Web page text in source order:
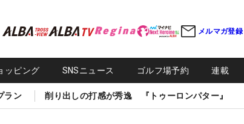
メルマガ登録
ッピング SNSニュース ゴルフ場予約 連載
ラン 削り出しの打感が秀逸 『トゥーロンパター』